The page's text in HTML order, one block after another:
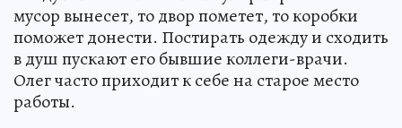
мусор вынесет, то двор пометет, то коробки
поможет донести. Постирать одежду и сходить
в душ пускают его бывшие коллеги-врачи.
Олег часто приходит к себе на старое место
работы.